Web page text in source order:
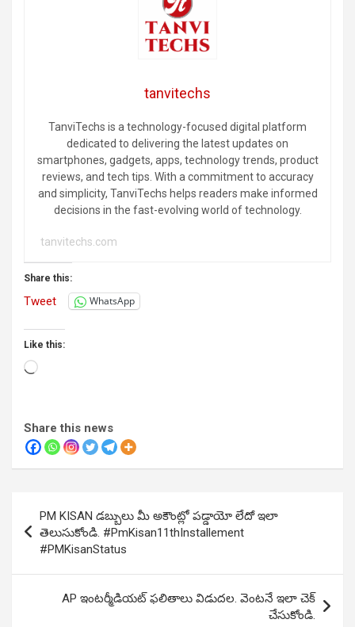
tanvitechs
TanviTechs is a technology-focused digital platform
dedicated to delivering the latest updates on
smartphones, gadgets, apps, technology trends, product
reviews, and tech tips. With a commitment to accuracy
and simplicity, TanviTechs helps readers make informed
decisions in the fast-evolving world of technology.
tanvitechs.com
Share this:
Tweet WhatsApp
Like this:
Loading…
Share this news
navigation
PM KISAN డబ్బులు మీ అకౌంట్లో పడ్డాయో లేదో ఇలా
తెలుసుకోండి. #PmKisan11thInstallement
#PMKisanStatus
AP ఇంటర్మీడియట్ ఫలితాలు విడుదల. వెంటనే ఇలా చెక్
చేసుకోండి.